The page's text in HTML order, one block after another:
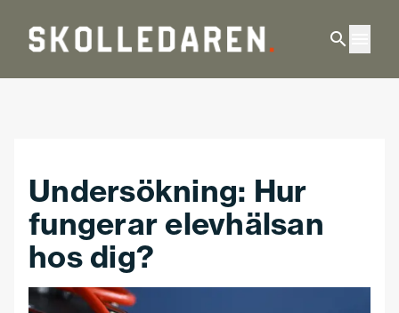
Undersökning: Hur
fungerar elevhälsan
hos dig?